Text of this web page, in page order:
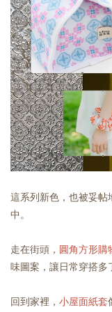
這系列新色，也被妥帖
中。
走在街頭， 圓角方形購
味圖案，讓日常穿搭多
回到家裡， 小屋面紙套